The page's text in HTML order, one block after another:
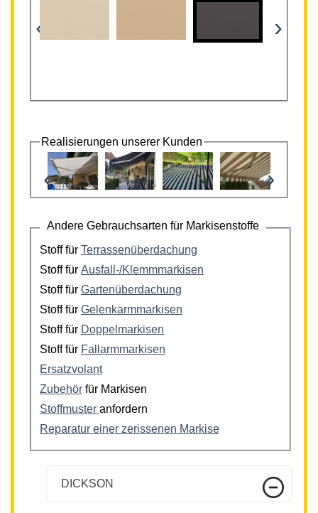
‹ ›
Realisierungen unserer Kunden
‹ ›
Andere Gebrauchsarten für Markisenstoffe
Stoff für Terrassenüberdachung
Stoff für Ausfall-/Klemmmarkisen
Stoff für Gartenüberdachung
Stoff für Gelenkarmmarkisen
Stoff für Doppelmarkisen
Stoff für Fallarmmarkisen
Ersatzvolant
Zubehör für Markisen
Stoffmuster anfordern
Reparatur einer zerissenen Markise
DICKSON